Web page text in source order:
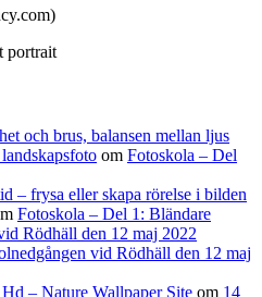
portrait
och brus, balansen mellan ljus
om Fotoskola – Del
– frysa eller skapa rörelse i bilden
Fotoskola – Del 1: Bländare
Rödhäll den 12 maj 2022
vid Rödhäll den 12 maj
– Nature Wallpaper Site om 14